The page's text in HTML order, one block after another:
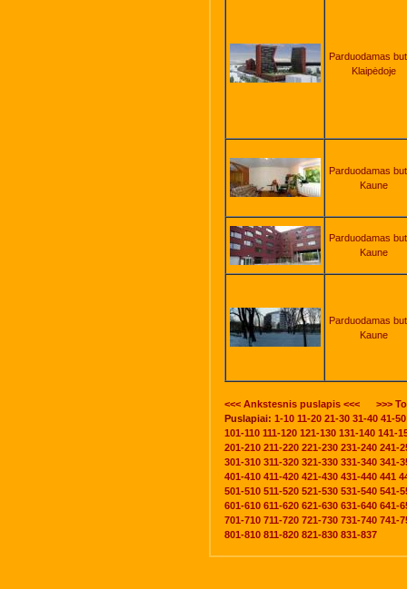
Parduodamas
Klaipėdoje
Parduodamas
Kaune
Parduodamas
Kaune
Parduodamas
Kaune
<<< Ankstesnis puslapis <<<
>>>
Puslapiai: 1-10 11-20 21-30 31-40 41-50
101-110 111-120 121-130 131-140 141-
201-210 211-220 221-230 231-240 241-
301-310 311-320 321-330 331-340 341-
401-410 411-420 421-430 431-440 441
501-510 511-520 521-530 531-540 541-
601-610 611-620 621-630 631-640 641-
701-710 711-720 721-730 731-740 741-
801-810 811-820 821-830 831-837